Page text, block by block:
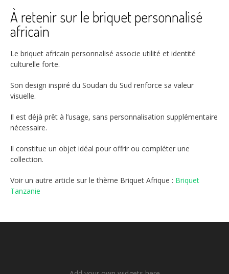
À retenir sur le briquet personnalisé
africain
Le briquet africain personnalisé associe utilité et identité
culturelle forte.
Son design inspiré du Soudan du Sud renforce sa valeur
visuelle.
Il est déjà prêt à l’usage, sans personnalisation supplémentaire
nécessaire.
Il constitue un objet idéal pour offrir ou compléter une
collection.
Voir un autre article sur le thème Briquet Afrique : Briquet
Tanzanie